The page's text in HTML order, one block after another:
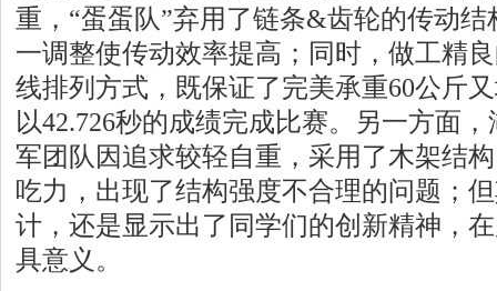
重，“蛋蛋队”弃用了链条&齿轮的传动
一调整使传动效率提高；同时，做工精
线排列方式，既保证了完美承重60公斤
以42.726秒的成绩完成比赛。另一方面
军团队因追求较轻自重，采用了木架结
吃力，出现了结构强度不合理的问题；
计，还是显示出了同学们的创新精神，
具意义。